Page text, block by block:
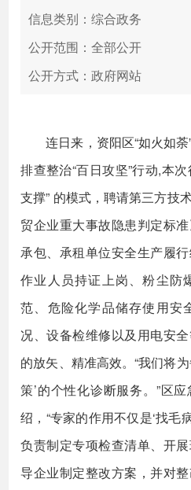
信息类别：综合政务
公开范围：全部公开
公开方式：政府网站
连日来，资阳区“如火如荼
排查整治“百日攻坚”行动,本
支撑” 的模式，聘请第三方技
贸企业重大事故隐患判定标
承包、承租单位安全生产履
作业人员持证上岗、粉尘防
范、危险化学品储存使用安
况、设备检维修以及用电安
的放矢、精准高效。“我们将
策’的个性化诊断服务。”区
绍，“专家的作用不仅是‘找毛
负责制定专项检查清单、开
导企业制定整改方案，并对